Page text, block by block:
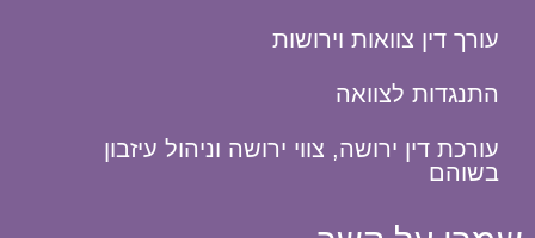
עורך דין צוואות וירושות
התנגדות לצוואה
עורכת דין ירושה, צווי ירושה וניהול עיזבון
בשוהם